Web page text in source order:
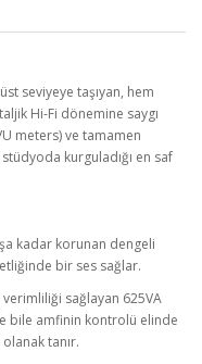
seviyeye taşıyan, hem
Hi-Fi dönemine saygı
meters) ve tamamen
kurguladığı en saf
kadar korunan dengeli
bir ses sağlar.
sağlayan 625VA
bile amfinin kontrolü elinde
tanır.